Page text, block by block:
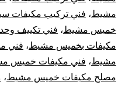
مشيط، فني تركيب مكيفات
خميس مشيط، فني تكييف
مكيفات بخميس مشيط، فني
مشيط، فني مكيفات خميس
مصلح مكيفات خميس مشيط،